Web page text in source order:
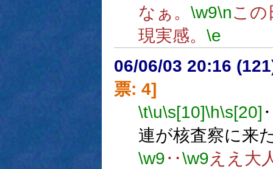
なぁ。 \w9\nこの
現実感。 \e
06/06/03 20:16
票: 4]
\t\u\s[10]\h\s[20]
連が核査察に来
\w9‥\w9ええ大